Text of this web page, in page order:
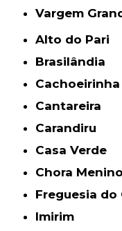
Vargem
Alto do Pari
Brasilândia
Cachoeirinha
Cantareira
Carandiru
Casa Verde
Chora Menino
Freguesia do
Imirim